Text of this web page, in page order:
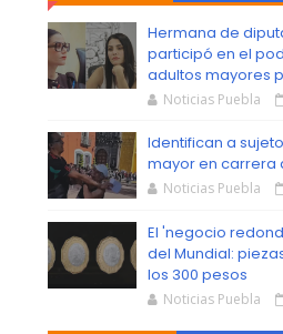
Hermana de
participó en el
adultos mayores
Noticias Puebla
Identifican a
mayor en carrera
Noticias Puebla
El 'negocio
del Mundial:
los 300 pesos
Noticias Puebla